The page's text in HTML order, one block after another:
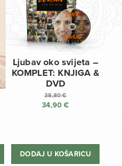
Ljubav oko svijeta –
KOMPLET: KNJIGA &
DVD
38,80€
Izvorna
38,80 €.
34,90€
34,90 €.
DODAJ U KOŠARICU